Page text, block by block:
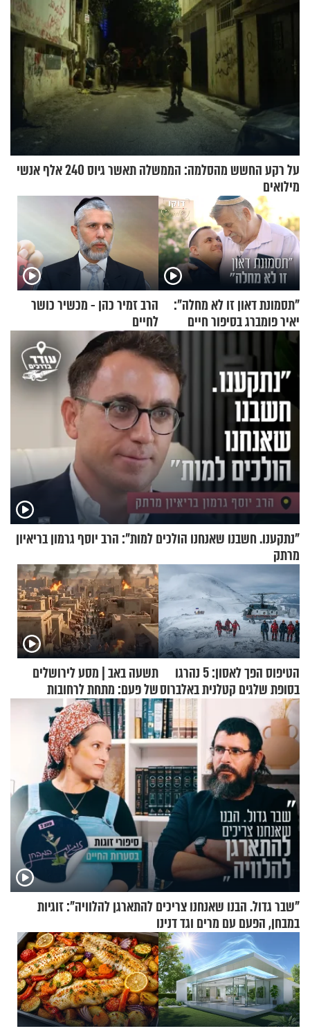
על רקע החשש מהסלמה: הממשלה תאשר גיוס 240 אלף אנשי
מילואים
"תסמונת דאון זו לא מחלה":
יאיר פומברג בסיפור חיים
מעורר השראה
הרב זמיר כהן - מכשיר כושר
לחיים
"נתקענו. חשבנו שאנחנו הולכים למות": הרב יוסף גרמון בריאיון
מרתק
הטיפוס הפך לאסון: 5 נהרגו
בסופת שלגים קטלנית באלברוס
תשעה באב | מסע לירושלים
של פעם: מתחת לרחובות
ירושלים
"שבר גדול. הבנו שאנחנו צריכים להתארגן להלוויה": זוגיות
במבחן, הפעם עם מרים וגד דנינו